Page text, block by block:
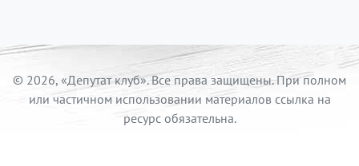
© 2026, «Депутат клуб». Все права защищены. При полном
или частичном использовании материалов ссылка на
ресурс обязательна.